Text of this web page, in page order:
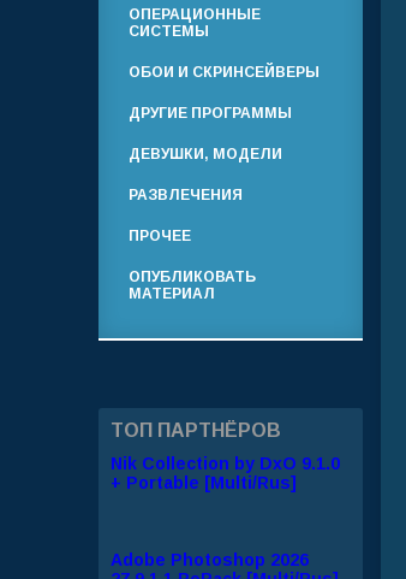
ОПЕРАЦИОННЫЕ
СИСТЕМЫ
ОБОИ И СКРИНСЕЙВЕРЫ
ДРУГИЕ ПРОГРАММЫ
ДЕВУШКИ, МОДЕЛИ
РАЗВЛЕЧЕНИЯ
ПРОЧЕЕ
ОПУБЛИКОВАТЬ
МАТЕРИАЛ
ТОП ПАРТНЁРОВ
Nik Collection by DxO 9.1.0
+ Portable [Multi/Rus]
Adobe Photoshop 2026